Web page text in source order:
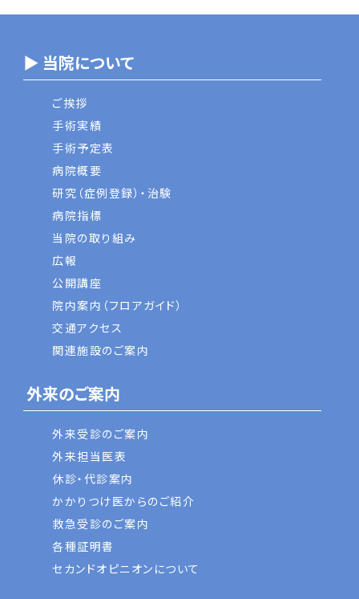
▶ 当院について
ご挨拶
手術実績
手術予定表
病院概要
研究（症例登録）・治験
病院指標
当院の取り組み
広報
公開講座
院内案内（フロアガイド）
交通アクセス
関連施設のご案内
外来のご案内
外来受診のご案内
外来担当医表
休診・代診案内
かかりつけ医からのご紹介
救急受診のご案内
各種証明書
セカンドオピニオンについて